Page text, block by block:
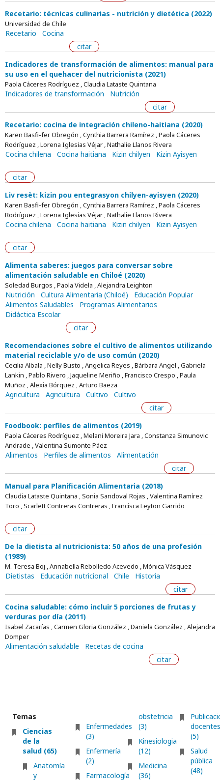
Recetario: técnicas culinarias - nutrición y dietética (2022)
Universidad de Chile
Recetario
Cocina
citar
Indicadores de transformación de alimentos: manual para
su uso en el quehacer del nutricionista (2021)
Paola Cáceres Rodríguez , Claudia Lataste Quintana
Indicadores de transformación
Nutrición
citar
Recetario: cocina de integración chileno-haitiana (2020)
Karen Basfi-fer Obregón , Cynthia Barrera Ramírez , Paola Cáceres
Rodríguez , Lorena Iglesias Véjar , Nathalie Llanos Rivera
Cocina chilena Cocina haitiana Kizin chilyen Kizin Ayisyen
citar
Liv resèt: kizin pou entegrasyon chilyen-ayisyen (2020)
Karen Basfi-fer Obregón , Cynthia Barrera Ramírez , Paola Cáceres
Rodríguez , Lorena Iglesias Véjar , Nathalie Llanos Rivera
Cocina chilena Cocina haitiana Kizin chilyen Kizin Ayisyen
citar
Alimenta saberes: juegos para conversar sobre
alimentación saludable en Chiloé (2020)
Soledad Burgos , Paola Videla , Alejandra Leighton
Nutrición Cultura Alimentaria (Chiloé)
Educación Popular
Alimentos Saludables
Programas Alimentarios
Didáctica Escolar
citar
Recomendaciones sobre el cultivo de alimentos utilizando
material reciclable y/o de uso común (2020)
Cecilia Albala , Nelly Busto , Angelica Reyes , Bárbara Angel , Gabriela
Lankin , Pablo Rivero , Jaqueline Meriño , Francisco Crespo , Paula
Muñoz , Alexia Bórquez , Arturo Baeza
Agricultura Agricultura Cultivo
Cultivo
citar
Foodbook: perfiles de alimentos (2019)
Paola Cáceres Rodríguez , Melani Moreira Jara , Constanza Simunovic
Andrade , Valentina Sumonte Páez
Alimentos Perfiles de alimentos
Alimentación
citar
Manual para Planificación Alimentaria (2018)
Claudia Lataste Quintana , Sonia Sandoval Rojas , Valentina Ramírez
Toro , Scarlett Contreras Contreras , Francisca Leyton Garrido
citar
De la dietista al nutricionista: 50 años de una profesión
(1989)
M. Teresa Boj , Annabella Rebolledo Acevedo , Mónica Vásquez
Dietistas Educación nutricional Chile
Historia
citar
Cocina saludable: cómo incluir 5 porciones de frutas y
verduras por día (2011)
Isabel Zacarías , Carmen Gloria González , Daniela González , Alejandra
Domper
Alimentación saludable
Recetas de cocina
citar
Temas
Ciencias
de la
salud (65)
Anatomía
y
Enfermedades
(3)
Enfermería
(2)
Farmacología
obstetricia
(3)
Kinesiologia
(12)
Medicina
(36)
(5)
Salud
pública
(48)